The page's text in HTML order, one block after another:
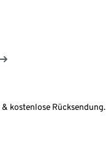
kostenlose Rücksendung.